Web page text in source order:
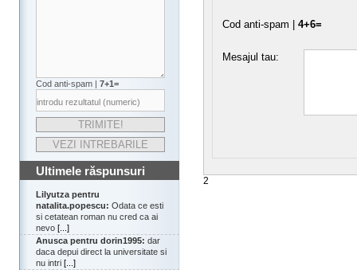
Cod anti-spam | 7+1=
Ultimele răspunsuri
Lilyutza pentru
natalita.popescu: Odata ce esti
si cetatean roman nu cred ca ai
nevo [...]
Anusca pentru dorin1995: dar
daca depui direct la universitate si
nu intri [...]
Cod anti-spam | 4+6=
Mesajul tau:
2